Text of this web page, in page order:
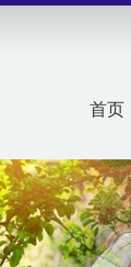
首页